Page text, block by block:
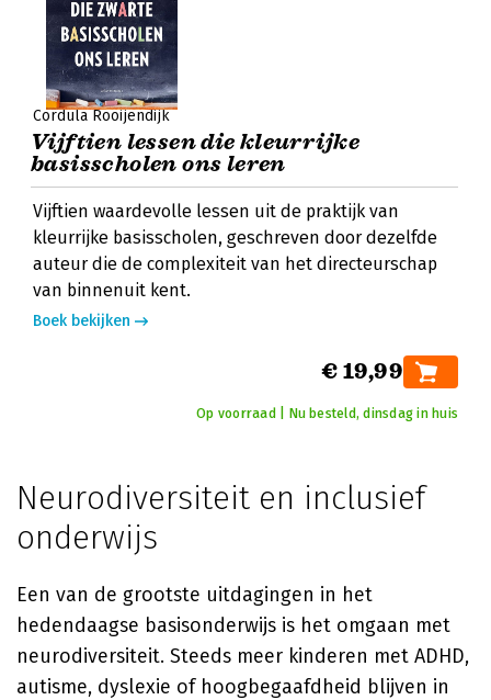
Cordula Rooijendijk
Vijftien lessen die kleurrijke
basisscholen ons leren
Vijftien waardevolle lessen uit de praktijk van
kleurrijke basisscholen, geschreven door dezelfde
auteur die de complexiteit van het directeurschap
van binnenuit kent.
Boek bekijken
€ 19,99
Op voorraad | Nu besteld, dinsdag in huis
Neurodiversiteit en inclusief
onderwijs
Een van de grootste uitdagingen in het
hedendaagse basisonderwijs is het omgaan met
neurodiversiteit. Steeds meer kinderen met ADHD,
autisme, dyslexie of hoogbegaafdheid blijven in